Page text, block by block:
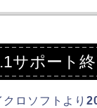
サポート終
ロソフトより